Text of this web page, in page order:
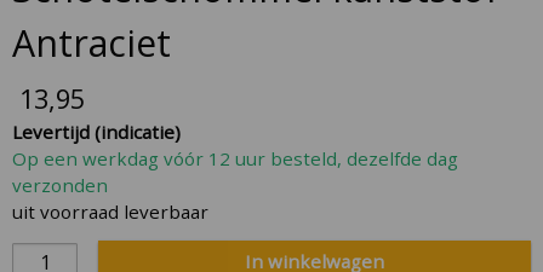
Antraciet
13,95
Levertijd (indicatie)
Op een werkdag vóór 12 uur besteld, dezelfde dag
verzonden
uit voorraad leverbaar
In winkelwagen
the
beginning
the
images
gallery